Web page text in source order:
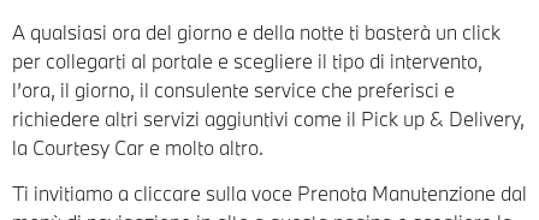
A qualsiasi ora del giorno e della notte ti basterà un click
per collegarti al portale e scegliere il tipo di intervento,
l’ora, il giorno, il consulente service che preferisci e
richiedere altri servizi aggiuntivi come il Pick up & Delivery,
la Courtesy Car e molto altro.
Ti invitiamo a cliccare sulla voce Prenota Manutenzione dal